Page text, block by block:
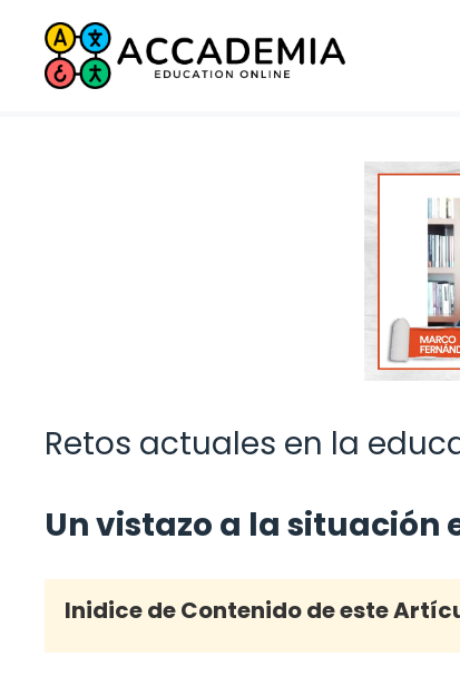
Saltar
contenido
Retos actuales en la
Un vistazo a la situación
Inidice de Contenido de este